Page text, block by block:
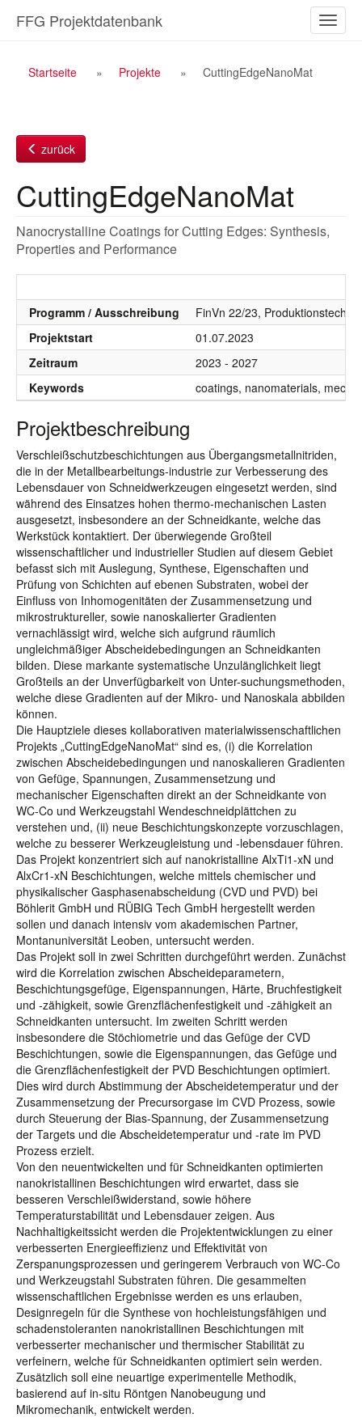
Inhalt
ein-/
FFG Projektdatenbank
Breadcrumb
Startseite Projekte CuttingEdgeNanoMat
zurück
CuttingEdgeNanoMat
Nanocrystalline Coatings for Cutting Edges: Synthesis,
Properties and Performance
Programm / Ausschreibung
FinVn 22/23,
Projektstart
01.07.2023
Zeitraum
2023 - 2027
Keywords
coatings, nanomaterials,
Projektbeschreibung
Verschleißschutzbeschichtungen aus Übergangsmetallnitriden,
die in der Metallbearbeitungs-industrie zur Verbesserung des
Lebensdauer von Schneidwerkzeugen eingesetzt werden, sind
während des Einsatzes hohen thermo-mechanischen Lasten
ausgesetzt, insbesondere an der Schneidkante, welche das
Werkstück kontaktiert. Der überwiegende Großteil
wissenschaftlicher und industrieller Studien auf diesem Gebiet
befasst sich mit Auslegung, Synthese, Eigenschaften und
Prüfung von Schichten auf ebenen Substraten, wobei der
Einfluss von Inhomogenitäten der Zusammensetzung und
mikrostruktureller, sowie nanoskalierter Gradienten
vernachlässigt wird, welche sich aufgrund räumlich
ungleichmäßiger Abscheidebedingungen an Schneidkanten
bilden. Diese markante systematische Unzulänglichkeit liegt
Großteils an der Unverfügbarkeit von Unter-suchungsmethoden,
welche diese Gradienten auf der Mikro- und Nanoskala abbilden
können.
Die Hauptziele dieses kollaborativen materialwissenschaftlichen
Projekts „CuttingEdgeNanoMat“ sind es, (i) die Korrelation
zwischen Abscheidebedingungen und nanoskalieren Gradienten
von Gefüge, Spannungen, Zusammensetzung und
mechanischer Eigenschaften direkt an der Schneidkante von
WC-Co und Werkzeugstahl Wendeschneidplättchen zu
verstehen und, (ii) neue Beschichtungskonzepte vorzuschlagen,
welche zu besserer Werkzeugleistung und -lebensdauer führen.
Das Projekt konzentriert sich auf nanokristalline AlxTi1-xN und
AlxCr1-xN Beschichtungen, welche mittels chemischer und
physikalischer Gasphasenabscheidung (CVD und PVD) bei
Böhlerit GmbH und RÜBIG Tech GmbH hergestellt werden
sollen und danach intensiv vom akademischen Partner,
Montanuniversität Leoben, untersucht werden.
Das Projekt soll in zwei Schritten durchgeführt werden. Zunächst
wird die Korrelation zwischen Abscheideparametern,
Beschichtungsgefüge, Eigenspannungen, Härte, Bruchfestigkeit
und -zähigkeit, sowie Grenzflächenfestigkeit und -zähigkeit an
Schneidkanten untersucht. Im zweiten Schritt werden
insbesondere die Stöchiometrie und das Gefüge der CVD
Beschichtungen, sowie die Eigenspannungen, das Gefüge und
die Grenzflächenfestigkeit der PVD Beschichtungen optimiert.
Dies wird durch Abstimmung der Abscheidetemperatur und der
Zusammensetzung der Precursorgase im CVD Prozess, sowie
durch Steuerung der Bias-Spannung, der Zusammensetzung
der Targets und die Abscheidetemperatur und -rate im PVD
Prozess erzielt.
Von den neuentwickelten und für Schneidkanten optimierten
nanokristallinen Beschichtungen wird erwartet, dass sie
besseren Verschleißwiderstand, sowie höhere
Temperaturstabilität und Lebensdauer zeigen. Aus
Nachhaltigkeitssicht werden die Projektentwicklungen zu einer
verbesserten Energieeffizienz und Effektivität von
Zerspanungsprozessen und geringerem Verbrauch von WC-Co
und Werkzeugstahl Substraten führen. Die gesammelten
wissenschaftlichen Ergebnisse werden es uns erlauben,
Designregeln für die Synthese von hochleistungsfähigen und
schadenstoleranten nanokristallinen Beschichtungen mit
verbesserter mechanischer und thermischer Stabilität zu
verfeinern, welche für Schneidkanten optimiert sein werden.
Zusätzlich soll eine neuartige experimentelle Methodik,
basierend auf in-situ Röntgen Nanobeugung und
Mikromechanik, entwickelt werden.